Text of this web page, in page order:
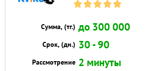
Сумма, (тг.) до 300 000
Срок, (дн.) 30 - 90
Рассмотрение 2 минуты